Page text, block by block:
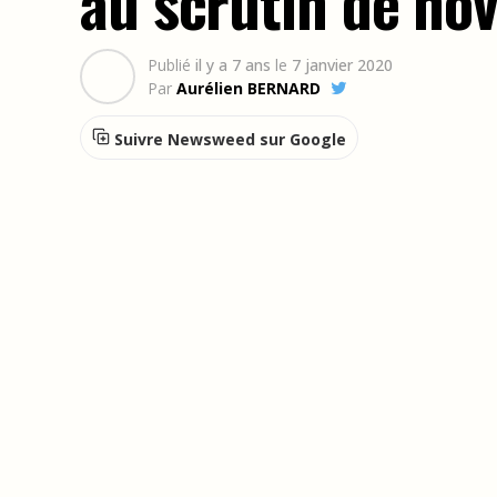
Publié il y a 7 ans le 7 janvier 2020
Par Aurélien BERNARD
Suivre Newsweed sur Google